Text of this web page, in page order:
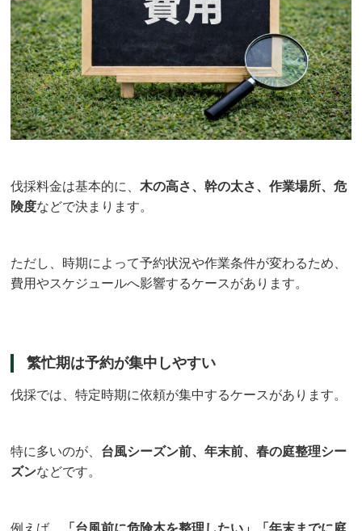
伐採料金は基本的に、木の高さ、幹の太さ、作業場所、危
険度などで決まります。
ただし、時期によって予約状況や作業条件が変わるため、
費用やスケジュールへ影響するケースがあります。
繁忙期は予約が集中しやすい
伐採では、特定時期に依頼が集中するケースがあります。
特に多いのが、 台風シーズン前、年末前、春の庭整理シー
ズンなどです。